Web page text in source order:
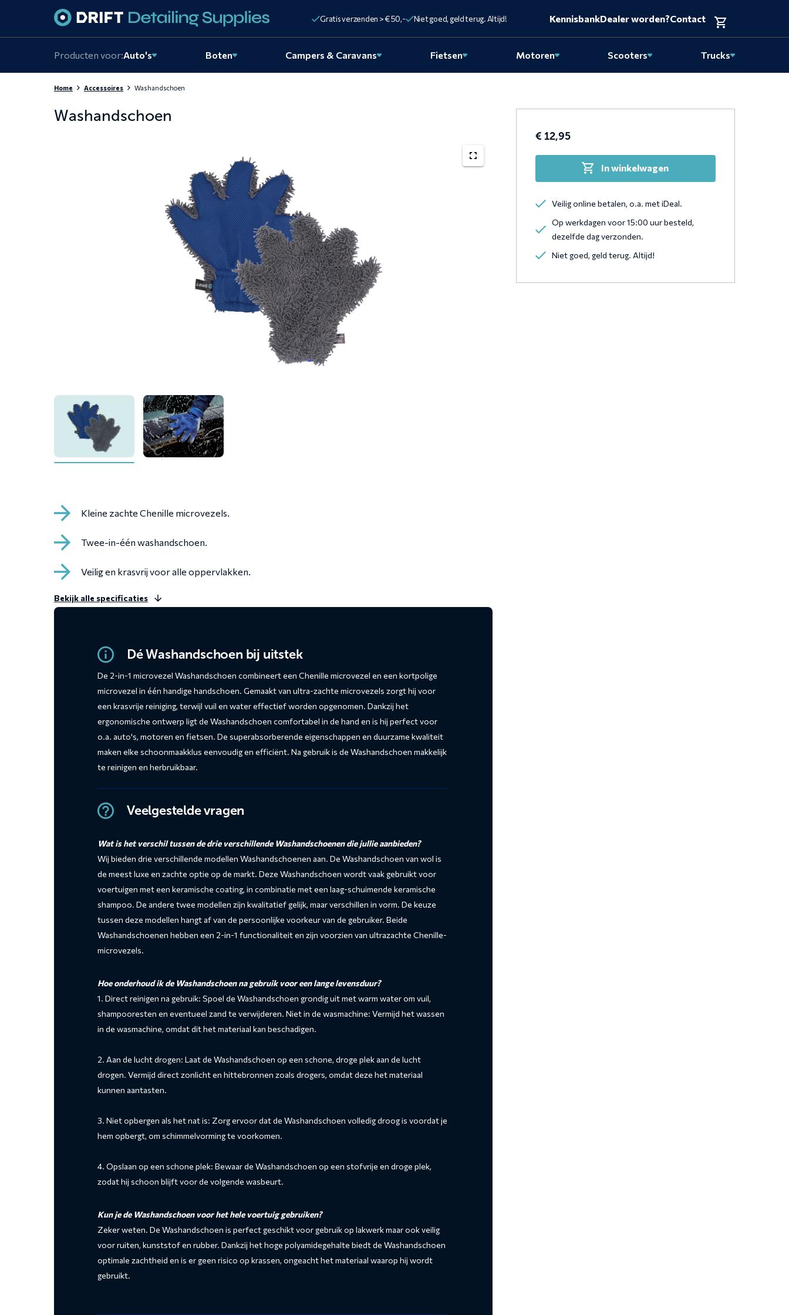
Gratis verzenden > € 50,- Niet goed, geld terug. Altijd! KennisbankDealer worden?Contact
Producten voor:Auto's Boten Campers & Caravans Fietsen Motoren Scooters Trucks
Home Accessoires Washandschoen
Washandschoen
Washandschoen.
€ 12,95
In winkelwagen
Veilig online betalen, o.a. met iDeal.
Op werkdagen voor 15:00 uur besteld,
dezelfde dag verzonden.
Niet goed, geld terug. Altijd!
Kleine zachte Chenille microvezels.
Twee-in-één washandschoen.
Veilig en krasvrij voor alle oppervlakken.
Bekijk alle specificaties
Dé Washandschoen bij uitstek
De 2-in-1 microvezel Washandschoen combineert een Chenille microvezel en een kortpolige
microvezel in één handige handschoen. Gemaakt van ultra-zachte microvezels zorgt hij voor
een krasvrije reiniging, terwijl vuil en water effectief worden opgenomen. Dankzij het
ergonomische ontwerp ligt de Washandschoen comfortabel in de hand en is hij perfect voor
o.a. auto's, motoren en fietsen. De superabsorberende eigenschappen en duurzame kwaliteit
maken elke schoonmaakklus eenvoudig en efficiënt. Na gebruik is de Washandschoen makkelijk
te reinigen en herbruikbaar.
Veelgestelde vragen
Wat is het verschil tussen de drie verschillende Washandschoenen die jullie aanbieden?
Wij bieden drie verschillende modellen Washandschoenen aan. De Washandschoen van wol is
de meest luxe en zachte optie op de markt. Deze Washandschoen wordt vaak gebruikt voor
voertuigen met een keramische coating, in combinatie met een laag-schuimende keramische
shampoo. De andere twee modellen zijn kwalitatief gelijk, maar verschillen in vorm. De keuze
tussen deze modellen hangt af van de persoonlijke voorkeur van de gebruiker. Beide
Washandschoenen hebben een 2-in-1 functionaliteit en zijn voorzien van ultrazachte Chenille-
microvezels.
Hoe onderhoud ik de Washandschoen na gebruik voor een lange levensduur?
1. Direct reinigen na gebruik: Spoel de Washandschoen grondig uit met warm water om vuil,
shampooresten en eventueel zand te verwijderen. Niet in de wasmachine: Vermijd het wassen
in de wasmachine, omdat dit het materiaal kan beschadigen.
2. Aan de lucht drogen: Laat de Washandschoen op een schone, droge plek aan de lucht
drogen. Vermijd direct zonlicht en hittebronnen zoals drogers, omdat deze het materiaal
kunnen aantasten.
3. Niet opbergen als het nat is: Zorg ervoor dat de Washandschoen volledig droog is voordat je
hem opbergt, om schimmelvorming te voorkomen.
4. Opslaan op een schone plek: Bewaar de Washandschoen op een stofvrije en droge plek,
zodat hij schoon blijft voor de volgende wasbeurt.
Kun je de Washandschoen voor het hele voertuig gebruiken?
Zeker weten. De Washandschoen is perfect geschikt voor gebruik op lakwerk maar ook veilig
voor ruiten, kunststof en rubber. Dankzij het hoge polyamidegehalte biedt de Washandschoen
optimale zachtheid en is er geen risico op krassen, ongeacht het materiaal waarop hij wordt
gebruikt.